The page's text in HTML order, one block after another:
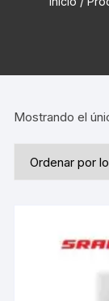
Mostrando el